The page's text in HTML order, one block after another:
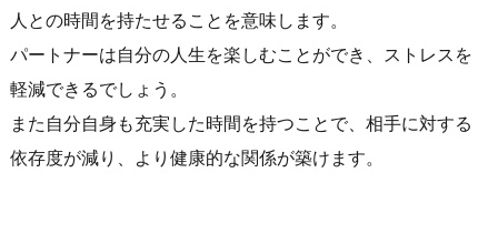
人との時間を持たせることを意味します。
パートナーは自分の人生を楽しむことができ、ストレスを
軽減できるでしょう。
また自分自身も充実した時間を持つことで、相手に対する
依存度が減り、より健康的な関係が築けます。